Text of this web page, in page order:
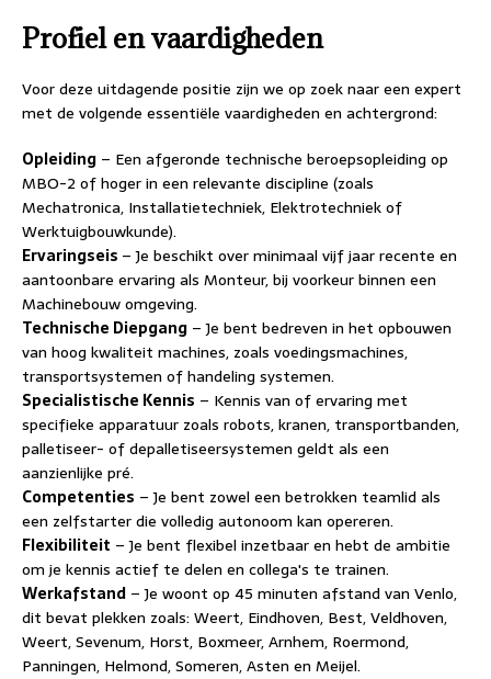
Profiel en vaardigheden
Voor deze uitdagende positie zijn we op zoek naar een expert
met de volgende essentiële vaardigheden en achtergrond:
Opleiding – Een afgeronde technische beroepsopleiding op
MBO-2 of hoger in een relevante discipline (zoals
Mechatronica, Installatietechniek, Elektrotechniek of
Werktuigbouwkunde).
Ervaringseis – Je beschikt over minimaal vijf jaar recente en
aantoonbare ervaring als Monteur, bij voorkeur binnen een
Machinebouw omgeving.
Technische Diepgang – Je bent bedreven in het opbouwen
van hoog kwaliteit machines, zoals voedingsmachines,
transportsystemen of handeling systemen.
Specialistische Kennis – Kennis van of ervaring met
specifieke apparatuur zoals robots, kranen, transportbanden,
palletiseer- of depalletiseersystemen geldt als een
aanzienlijke pré.
Competenties – Je bent zowel een betrokken teamlid als
een zelfstarter die volledig autonoom kan opereren.
Flexibiliteit – Je bent flexibel inzetbaar en hebt de ambitie
om je kennis actief te delen en collega's te trainen.
Werkafstand – Je woont op 45 minuten afstand van Venlo,
dit bevat plekken zoals: Weert, Eindhoven, Best, Veldhoven,
Weert, Sevenum, Horst, Boxmeer, Arnhem, Roermond,
Panningen, Helmond, Someren, Asten en Meijel.